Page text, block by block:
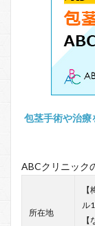
包茎手術や治療
ABCクリニック
所在地
ル